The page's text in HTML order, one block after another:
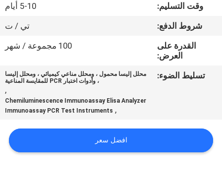
رقابة
جودة
خريطة
وقت التسليم:
5-10 أيام
شروط الدفع:
تي / ت
القدرة على
العرض:
100 مجموعة / شهر
تسليط الضوء:
محلل إليسا محمول ، ومحلل مناعي كيميائي ، ومحلل إليسا
، وأدوات اختبار PCR للمقايسة المناعية
,
Chemiluminescence Immunoassay Elisa Analyzer
,
Immunoassay PCR Test Instruments
افضل سعر